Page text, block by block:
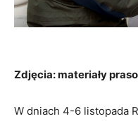
Zdjęcia: materiały
W dniach 4-6 listopada